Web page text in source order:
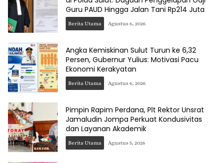
Guru PAUD Hingga Jalan Tani Rp214 Juta
Berita Utama Agustus 6, 2026
Angka Kemiskinan Sulut Turun ke 6,32
Persen, Gubernur Yulius: Motivasi Pacu
Ekonomi Kerakyatan
Berita Utama Agustus 6, 2026
Pimpin Rapim Perdana, Plt Rektor Unsrat
Jamaludin Jompa Perkuat Kondusivitas
dan Layanan Akademik
Berita Utama Agustus 5, 2026